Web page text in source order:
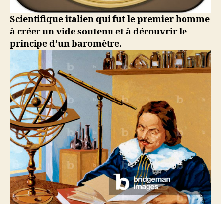
Scientifique italien qui fut le premier homme
à créer un vide soutenu et à découvrir le
principe d’un baromètre.